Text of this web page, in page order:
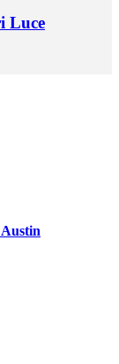
Luce